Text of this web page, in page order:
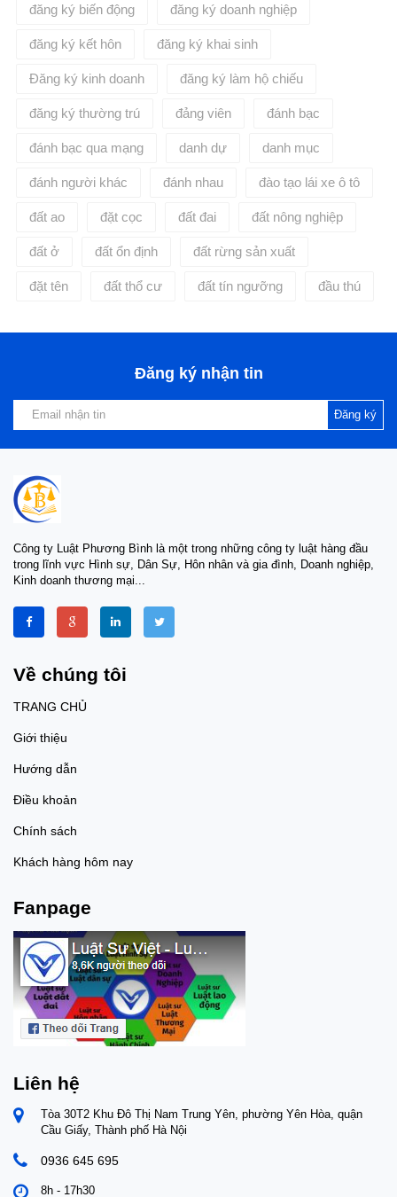
đăng ký biến động đăng ký doanh nghiệp
đăng ký kết hôn đăng ký khai sinh
Đăng ký kinh doanh đăng ký làm hộ chiếu
đăng ký thường trú đảng viên đánh bạc
đánh bạc qua mạng danh dự danh mục
đánh người khác đánh nhau đào tạo lái xe ô tô
đất ao đặt cọc đất đai đất nông nghiệp
đất ở đất ổn định đất rừng sản xuất
đặt tên đất thổ cư đất tín ngưỡng đầu thú
Đăng ký nhận tin
Đăng ký
Công ty Luật Phương Bình là một trong những công ty luật hàng đầu
trong lĩnh vực Hình sự, Dân Sự, Hôn nhân và gia đình, Doanh nghiệp,
Kinh doanh thương mại...
Về chúng tôi
TRANG CHỦ
Giới thiệu
Hướng dẫn
Điều khoản
Chính sách
Khách hàng hôm nay
Fanpage
Liên hệ
Tòa 30T2 Khu Đô Thị Nam Trung Yên, phường Yên Hòa, quận
Cầu Giấy, Thành phố Hà Nội
0936 645 695
8h - 17h30